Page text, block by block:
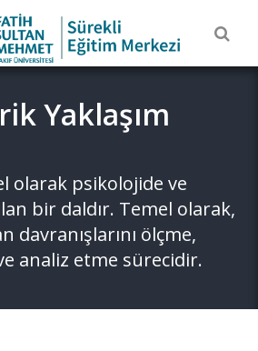
Yaklaşım
olarak psikolojide ve
bir daldır. Temel olarak,
davranışlarını ölçme,
analiz etme sürecidir.